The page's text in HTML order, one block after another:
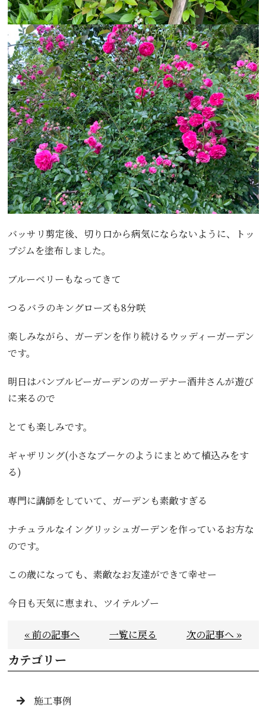
バッサリ剪定後、切り口から病気にならないように、トッ
プジムを塗布しました。
ブルーベリーもなってきて
つるバラのキングローズも8分咲
楽しみながら、ガーデンを作り続けるウッディーガーデン
です。
明日はバンブルビーガーデンのガーデナー酒井さんが遊び
に来るので
とても楽しみです。
ギャザリング(小さなブーケのようにまとめて植込みをす
る)
専門に講師をしていて、ガーデンも素敵すぎる
ナチュラルなイングリッシュガーデンを作っているお方な
のです。
この歳になっても、素敵なお友達ができて幸せー
今日も天気に恵まれ、ツイテルゾー
« 前の記事へ 一覧に戻る 次の記事へ »
カテゴリー
施工事例